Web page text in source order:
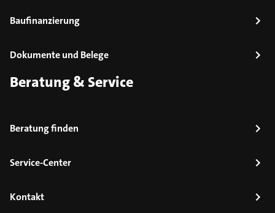
Baufinanzierung
Dokumente und Belege
Beratung & Service
Beratung finden
Service-Center
Kontakt